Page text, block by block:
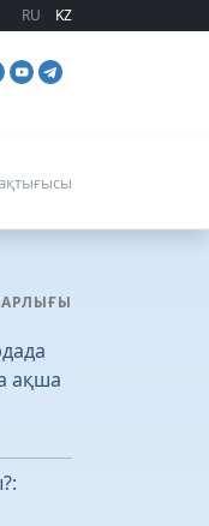
RU KZ
ақша